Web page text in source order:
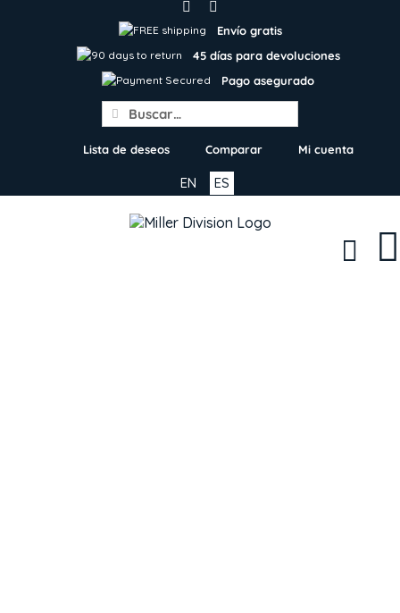
Envío gratis
45 días para devoluciones
Pago asegurado
Search
for:
Lista de deseos Comparar Mi cuenta
ES
EN